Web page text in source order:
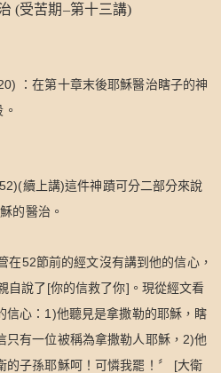
(受苦期–第十三講)
：在第十章末後耶穌醫治瞎子的神
續上講)這件神蹟可分二部分來說
的醫治。
在52節前的經文沒有講到他的信心，
自說了 [你的信救了你] 。現從經文看
信心： 1)他聽見是拿撒勒的耶穌，瞎
只有一位被稱為拿撒勒人耶穌， 2)他
的子孫耶穌呵！可憐我罷！〞
[大衛